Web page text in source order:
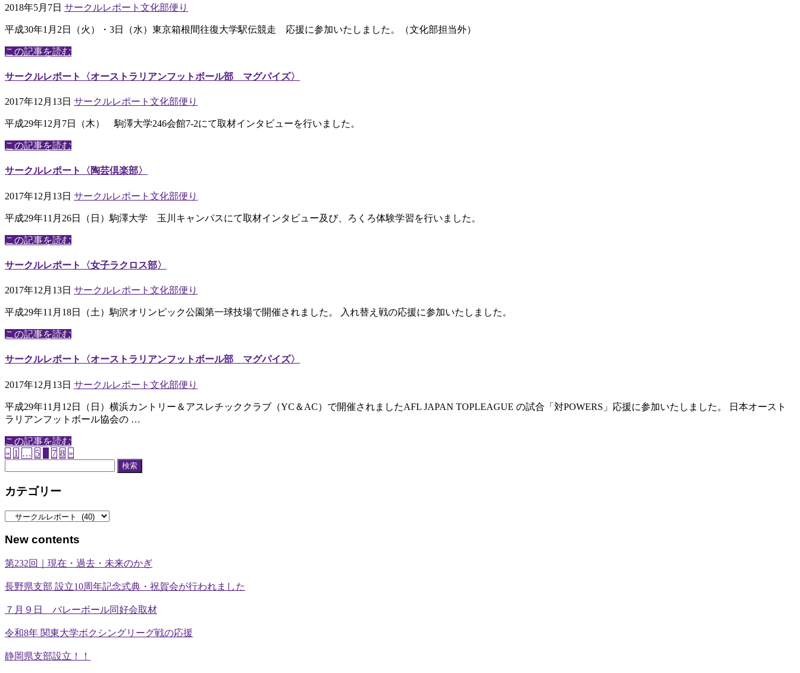
2018年5月7日 サークルレポート 文化部便り
平成30年1月2日（火）・3日（水）東京箱根間往復大学駅伝競走 応援に参加いたしました。（文化部担当外）
この記事を読む
サークルレポート〈オーストラリアンフットボール部 マグパイズ〉
2017年12月13日 サークルレポート 文化部便り
平成29年12月7日（木） 駒澤大学246会館7-2にて取材インタビューを行いました。
この記事を読む
サークルレポート〈陶芸倶楽部〉
2017年12月13日 サークルレポート 文化部便り
平成29年11月26日（日）駒澤大学 玉川キャンパスにて取材インタビュー及び、ろくろ体験学習を行いました。
この記事を読む
サークルレポート〈女子ラクロス部〉
2017年12月13日 サークルレポート 文化部便り
平成29年11月18日（土）駒沢オリンピック公園第一球技場で開催されました。 入れ替え戦の応援に参加いたしました。
この記事を読む
サークルレポート〈オーストラリアンフットボール部 マグパイズ〉
2017年12月13日 サークルレポート 文化部便り
平成29年11月12日（日）横浜カントリー＆アスレチッククラブ（YC＆AC）で開催されましたAFL JAPAN TOPLEAGUE の試合「対POWERS」応援に参加いたしました。 日本オースト
ラリアンフットボール協会の …
この記事を読む
« 1 … 5 7 8 »
カテゴリー
ゴ
ー
New contents
第232回｜現在・過去・未来のかぎ
長野県支部 設立10周年記念式典・祝賀会が行われました
７月９日 バレーボール同好会取材
令和8年 関東大学ボクシングリーグ戦の応援
静岡県支部設立！！